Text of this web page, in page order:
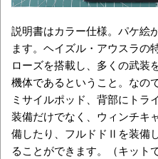
説明書はカラー仕様。パケ絵
ます。ヘイズル・アウスラの
ローズを搭載し、多くの武装
機体であるということ。なの
ミサイルポッド、背部にトラ
装備だけでなく、ウィンチキ
備したり、フルドドⅡを装備
ることができます。（キット